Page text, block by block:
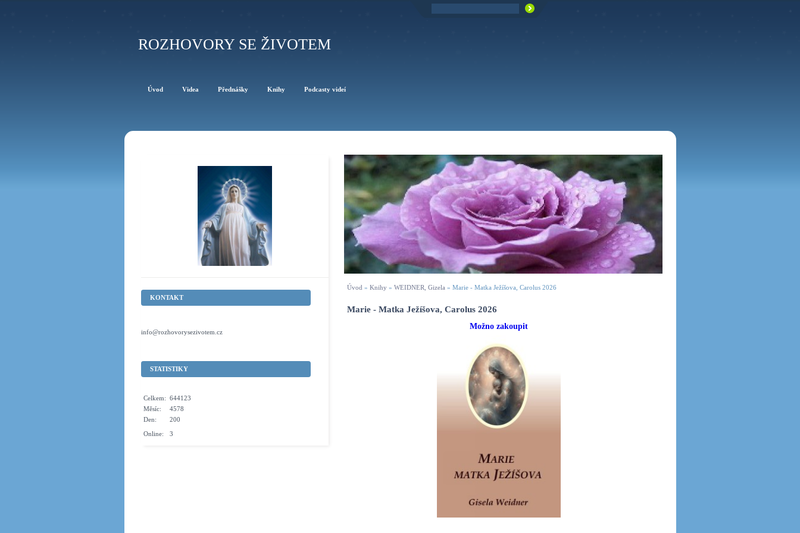
ROZHOVORY SE ŽIVOTEM
Úvod » Knihy » WEIDNER, Gizela » Marie - Matka Ježíšova, Carolus 2026
Marie - Matka Ježíšova, Carolus 2026
Možno zakoupit
Úvod Videa Přednášky Knihy Podcasty videí
KONTAKT
info@rozhovorysezivotem.cz
STATISTIKY
Online: 3
Celkem: 644123
Měsíc:
4578
Den:
200